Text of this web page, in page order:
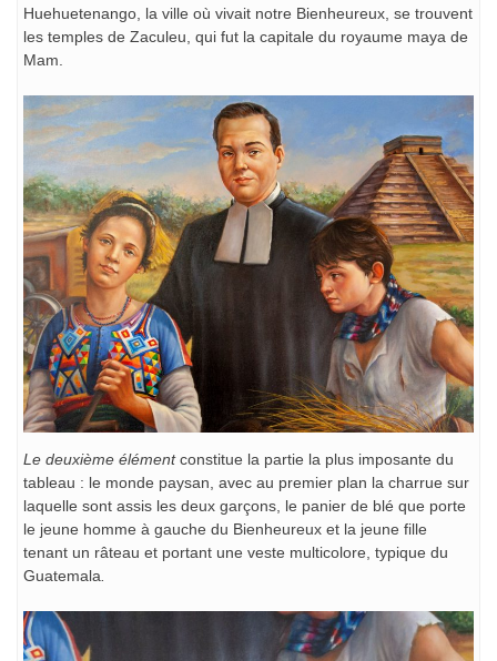
Huehuetenango, la ville où vivait notre Bienheureux, se trouvent
les temples de Zaculeu, qui fut la capitale du royaume maya de
Mam.
Le deuxième élémentconstitue la partie la plus imposante du
tableau : le monde paysan, avec au premier plan la charrue sur
laquelle sont assis les deux garçons, le panier de blé que porte
le jeune homme à gauche du Bienheureux et la jeune fille
tenant un râteau et portant une veste multicolore, typique du
Guatemala